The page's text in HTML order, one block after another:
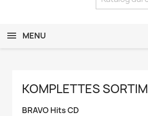
MENU
KOMPLETTES
BRAVO Hits CD